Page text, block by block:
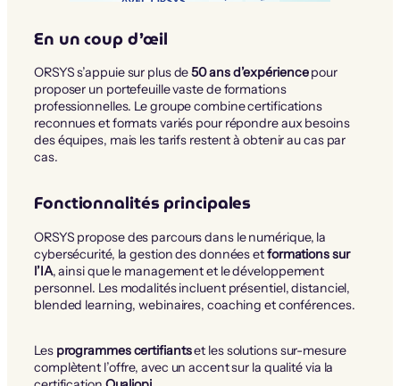
En un coup d’œil
ORSYS s’appuie sur plus de50 ans d’expériencepour
proposer un portefeuille vaste de formations
professionnelles. Le groupe combine certifications
reconnues et formats variés pour répondre aux besoins
des équipes, mais les tarifs restent à obtenir au cas par
cas.
Fonctionnalités principales
ORSYS propose des parcours dans le numérique, la
cybersécurité, la gestion des données etformations sur
l’IA, ainsi que le management et le développement
personnel. Les modalités incluent présentiel, distanciel,
blended learning, webinaires, coaching et conférences.
Les programmes certifiantset les solutions sur-mesure
complètent l’offre, avec un accent sur la qualité via la